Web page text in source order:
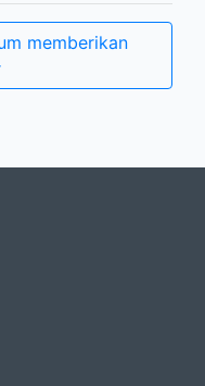
memberikan